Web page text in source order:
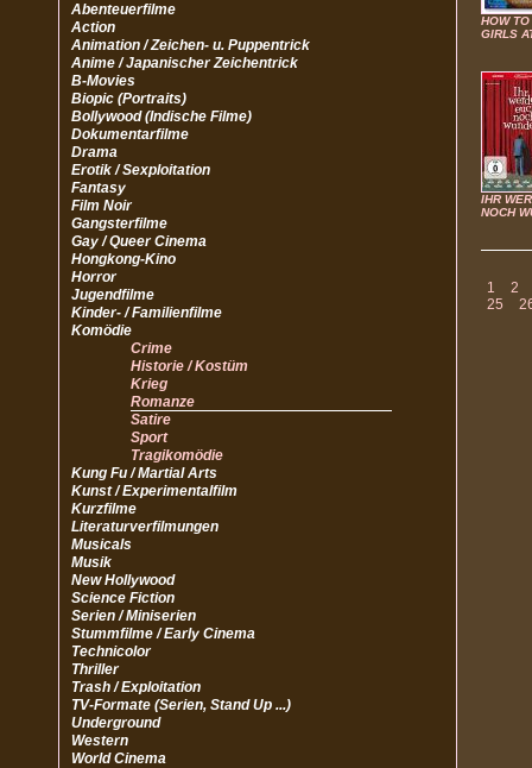
Abenteuerfilme
Action
Animation / Zeichen- u. Puppentrick
Anime / Japanischer Zeichentrick
B-Movies
Biopic (Portraits)
Bollywood (Indische Filme)
Dokumentarfilme
Drama
Erotik / Sexploitation
Fantasy
Film Noir
Gangsterfilme
Gay / Queer Cinema
Hongkong-Kino
Horror
Jugendfilme
Kinder- / Familienfilme
Komödie
Crime
Historie / Kostüm
Krieg
Romanze
Satire
Sport
Tragikomödie
Kung Fu / Martial Arts
Kunst / Experimentalfilm
Kurzfilme
Literaturverfilmungen
Musicals
Musik
New Hollywood
Science Fiction
Serien / Miniserien
Stummfilme / Early Cinema
Technicolor
Thriller
Trash / Exploitation
TV-Formate (Serien, Stand Up ...)
Underground
Western
World Cinema
HOW
GIRLS
IHR
NOCH
1
2
25